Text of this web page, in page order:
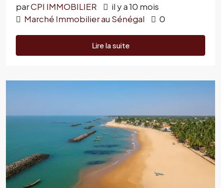
parCPI IMMOBILIER
il y a 10 mois
Marché Immobilier au Sénégal
0
Lire la suite